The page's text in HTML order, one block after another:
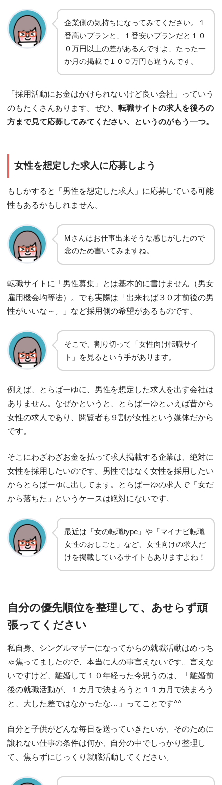
企業側の気持ちになってみてください。１
番高いプランと、１番安いプランだと１０
０万円以上の差があるんですよ、たった一
か月の掲載で１００万円も違うんです。
「採用活動にお金はかけられないけど良い会社」っていう
のもたくさんあります。ぜひ、 転職サイトの求人を後ろの
方まで見て応募してみてください、というのがもう一つ。
女性を想定した求人に応募しよう
もしかすると「男性を想定した求人」に応募している可能
性もあるかもしれません。
Mさんはお仕事出来そうな感じがしたので
念のため書いてみますね。
転職サイトに「男性募集」とは基本的に書けません（男女
雇用機会均等法）。でも実際は「出来れば３０才前後の男
性がいいな～。」など採用側の希望があるものです。
そこで、割り切って「女性向け転職サイ
ト」を見るという手があります。
例えば、とらばーゆに、男性を想定した求人を出す会社は
ありません。なぜかというと、とらばーゆといえば昔から
女性の求人であり、閲覧者も９割が女性という媒体だから
です。
そこにわざわざお金を払って求人掲載する企業は、絶対に
女性を採用したいのです。男性ではなく女性を採用したい
からとらばーゆに出してます。とらばーゆの求人で「女だ
から落ちた」というケースは絶対にないです。
最近は「女の転職type」や「マイナビ転職
女性のおしごと」など、女性向けの求人だ
けを掲載しているサイトもありますよね！
自分の優先順位を整理して、あせらず頑
張ってください
私自身、シングルマザーになってからの就職活動はめっち
ゃ焦ってましたので、本当に人の事言えないです。言えな
いですけど、離婚して１０年経った今思うのは、「離婚前
後の就職活動が、１カ月で決まろうと１１カ月で決まろう
と、大した差ではなかったな…」ってことです^^
自分と子供がどんな毎日を送っていきたいか、そのために
譲れない仕事の条件は何か、自分の中でしっかり整理し
て、焦らずにじっくり就職活動してください。